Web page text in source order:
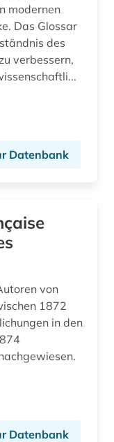
geschichte der naturwissenschaften (2)
(2)
modernen
Das Glossar
des
verbessern,
Datenbank
von
1872
in den
Datenbank